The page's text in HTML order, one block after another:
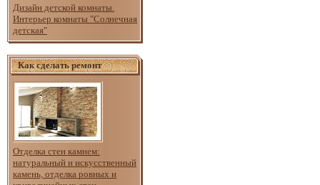
Дизайн детской комнаты.
Интерьер комнаты "Солнечная
детская"
Как сделать ремонт
Отделка стен камнем:
натуральный и искусственный
камень, отделка ровных и